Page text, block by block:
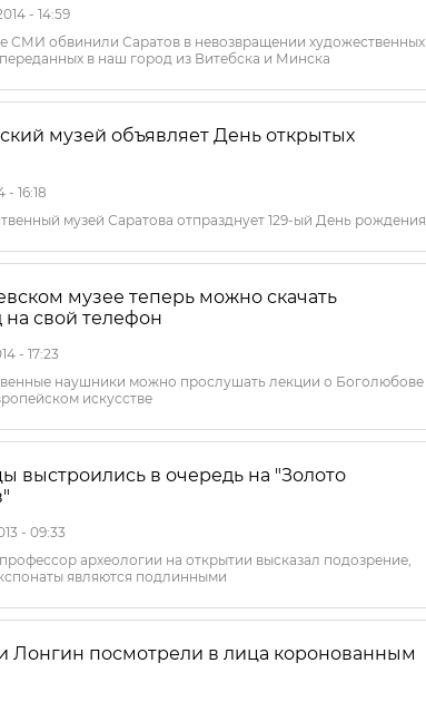
- 14:59
СМИ обвинили Саратов в невозвращении художественных
в наш город из Витебска и Минска
музей объявляет День открытых
16:18
музей Саратова отпразднует 129-ый День рождения
музее теперь можно скачать
на свой телефон
- 17:23
наушники можно прослушать лекции о Боголюбове
искусстве
выстроились в очередь на "Золото
- 09:33
археологии на открытии высказал подозрение,
являются подлинными
Лонгин посмотрели в лица коронованным